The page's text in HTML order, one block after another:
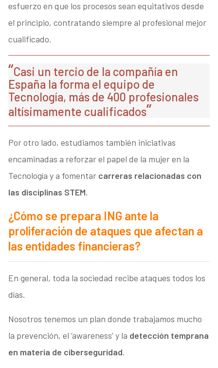
esfuerzo en que los procesos sean equitativos desde
el principio, contratando siempre al profesional mejor
cualificado.
Casi un tercio de la compañía en
España la forma el equipo de
Tecnología, más de 400 profesionales
altísimamente cualificados
Por otro lado, estudiamos también iniciativas
encaminadas a reforzar el papel de la mujer en la
Tecnología y a fomentar carreras relacionadas con
las disciplinas STEM.
¿Cómo se prepara ING ante la
proliferación de ataques que afectan a
las entidades financieras?
En general, toda la sociedad recibe ataques todos los
días.
Nosotros tenemos un plan donde trabajamos mucho
la prevención, el ‘awareness’ y la detección temprana
en materia de ciberseguridad.